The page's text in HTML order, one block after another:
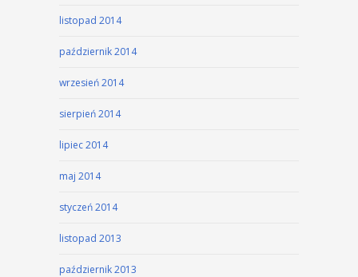
listopad 2014
październik 2014
wrzesień 2014
sierpień 2014
lipiec 2014
maj 2014
styczeń 2014
listopad 2013
październik 2013